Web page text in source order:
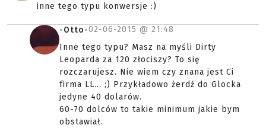
inne tego typu konwersje :)
-Otto-02-06-2015 @ 21:48
Inne tego typu? Masz na myśli Dirty
Leoparda za 120 złociszy? To się
rozczarujesz. Nie wiem czy znana jest Ci
firma LL... ;) Przykładowo żerdź do Glocka
jedyne 40 dolarów.
60-70 dolców to takie minimum jakie bym
obstawiał.